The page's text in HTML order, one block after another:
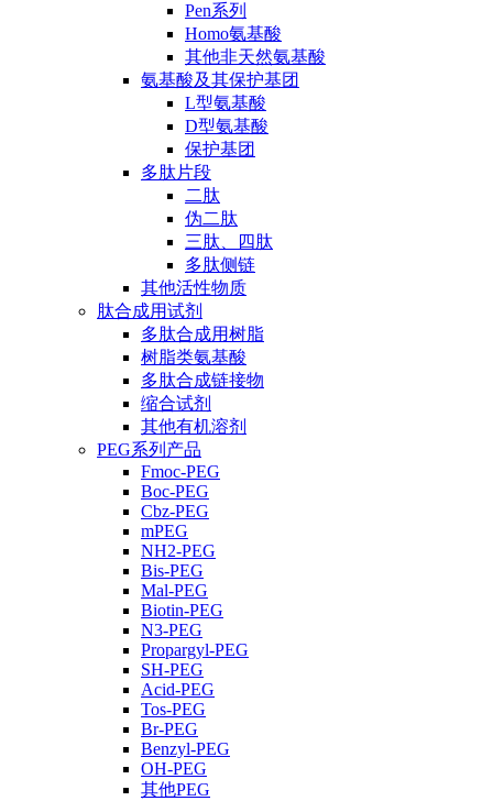
Pen系列
Homo氨基酸
其他非天然氨基酸
氨基酸及其保护基团
L型氨基酸
D型氨基酸
保护基团
多肽片段
二肽
伪二肽
三肽、四肽
多肽侧链
其他活性物质
肽合成用试剂
多肽合成用树脂
树脂类氨基酸
多肽合成链接物
缩合试剂
其他有机溶剂
PEG系列产品
Fmoc-PEG
Boc-PEG
Cbz-PEG
mPEG
NH2-PEG
Bis-PEG
Mal-PEG
Biotin-PEG
N3-PEG
Propargyl-PEG
SH-PEG
Acid-PEG
Tos-PEG
Br-PEG
Benzyl-PEG
OH-PEG
其他PEG